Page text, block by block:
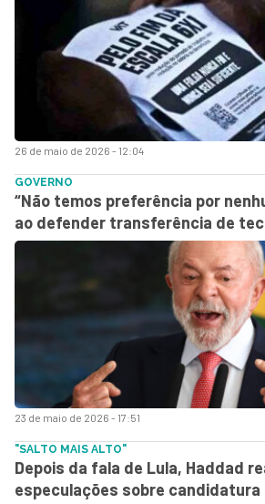
26 de maio de 2026 - 12:04
23 de maio de 2026 - 17:51
GOVERNO
“Não temos preferência por
ao defender transferência de
"SALTO MAIS ALTO"
Depois da fala de Lula, Haddad
especulações sobre candidatura